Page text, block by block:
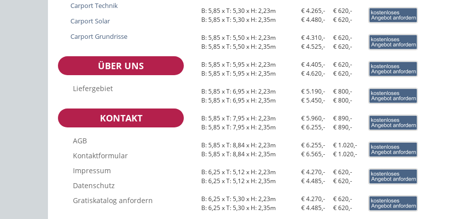
Carport Technik
Carport Solar
Carport Grundrisse
ÜBER UNS
Liefergebiet
KONTAKT
AGB
Kontaktformular
Impressum
Datenschutz
Gratiskatalog anfordern
B: 5,85 x T: 5,30 x H: 2,23m € 4.265,-
€ 620,-
B: 5,85 x T: 5,30 x H: 2,35m
€ 4.480,- € 620,-
B: 5,85 x T: 5,50 x H: 2,23m € 4.310,-
€ 620,-
B: 5,85 x T: 5,50 x H: 2,35m
€ 4.525,- € 620,-
B: 5,85 x T: 5,95 x H: 2,23m € 4.405,-
€ 620,-
B: 5,85 x T: 5,95 x H: 2,35m
€ 4.620,- € 620,-
B: 5,85 x T: 6,95 x H: 2,23m € 5.190,-
€ 800,-
B: 5,85 x T: 6,95 x H: 2,35m
€ 5.450,- € 800,-
B: 5,85 x T: 7,95 x H: 2,23m € 5.960,-
€ 890,-
B: 5,85 x T: 7,95 x H: 2,35m
€ 6.255,- € 890,-
B: 5,85 x T: 8,84 x H: 2,23m € 6.255,-
€ 1.020,-
B: 5,85 x T: 8,84 x H: 2,35m
€ 6.565,- € 1.020,-
B: 6,25 x T: 5,12 x H: 2,23m € 4.270,-
€ 620,-
B: 6,25 x T: 5,12 x H: 2,35m
€ 4.485,- € 620,-
B: 6,25 x T: 5,30 x H: 2,23m € 4.270,-
€ 620,-
B: 6,25 x T: 5,30 x H: 2,35m
€ 4.485,- € 620,-